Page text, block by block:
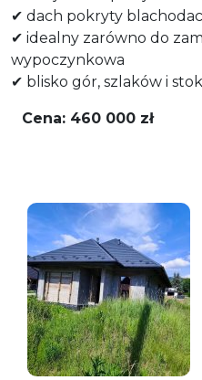
✔ dach pokryty
✔ idealny zarówno do
wypoczynkowa
✔ blisko gór, szlaków i
Cena: 460 000 zł